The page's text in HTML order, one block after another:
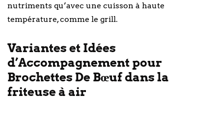
nutriments qu’avec une cuisson à haute
température, comme le grill.
Variantes et Idées
d’Accompagnement pour
Brochettes De Bœuf dans la
friteuse à air